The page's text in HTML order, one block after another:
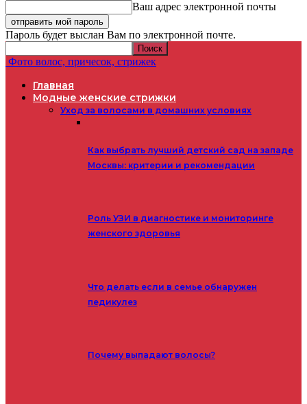
Ваш адрес электронной почты
Пароль будет выслан Вам по электронной почте.
Фото волос, причесок, стрижек
Главная
Модные женские стрижки
Уход за волосами в домашних условиях
Как выбрать лучший детский сад на западе
Москвы: критерии и рекомендации
Роль УЗИ в диагностике и мониторинге
женского здоровья
Что делать если в семье обнаружен
педикулез
Почему выпадают волосы?